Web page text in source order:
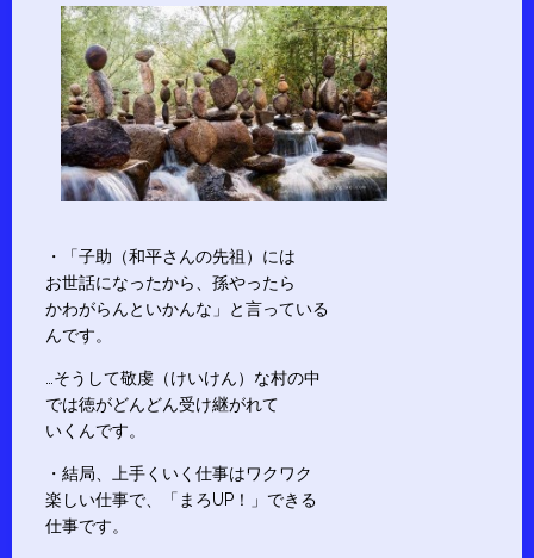
・「子助（和平さんの先祖）には
お世話になったから、孫やったら
かわがらんといかんな」と言っている
んです。
…そうして敬虔（けいけん）な村の中
では徳がどんどん受け継がれて
いくんです。
・結局、上手くいく仕事はワクワク
楽しい仕事で、「まろUP！」できる
仕事です。